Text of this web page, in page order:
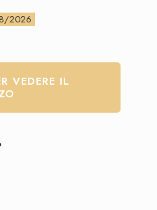
2026
VEDERE IL